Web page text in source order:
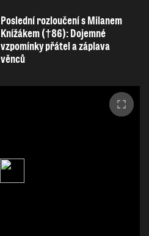
Poslední rozloučení s Milanem
Knížákem (†86): Dojemné
vzpomínky přátel a záplava
věnců